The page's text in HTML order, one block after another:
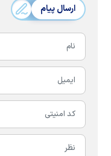
ارسال پیام